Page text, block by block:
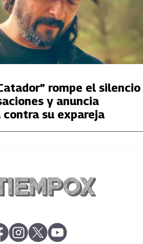
rompe el silencio
y anuncia
su expareja
abre en nueva pestaña
abre en nueva pestaña
abre en nueva pestaña